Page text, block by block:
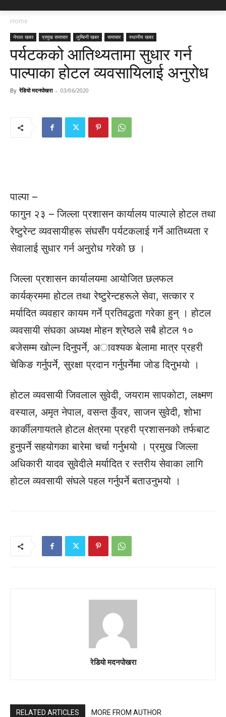
Home
नेपाल खबर प्रमुख समाचार लुम्बिनी खबर समाचार स्थानीय खबर
पर्यटकको आतिथ्यतामा सुधार गर्न
पाल्पाका होटल व्यवसायिलाई अनुरोध
By रेडियो मदनपोखरा - 03/06/2020
पाल्पा –
फागुन २३ – जिल्ला प्रशासन कार्यालय पाल्पाले होटल तथा
रेष्टुरेन्ट व्यवसायीहरू संघसँग पर्यटकलाई गर्ने आतिथ्यता र
सेवालाई सुधार गर्न अनुरोध गरेको छ ।
जिल्ला प्रशासन कार्यालयमा आयोजित छलफल
कार्यक्रममा होटल तथा रेष्टुरेन्टहरूले सेवा, सत्कार र
मर्यादित व्यवहार कायम गर्ने प्रतिवद्धता गरेका हुन् । होटल
व्यवसायी संघका अध्यक्ष मोहन श्रेष्ठले सबै होटल १०
बजेसम्म खोल्न दिनुपर्ने, अावश्यक बेलामा मात्र प्रहरी
चेकिङ गर्नुपर्ने, सुरक्षा प्रदान गर्नुपर्नेमा जोड दिनुभयो ।
होटल व्यवसायी जिवलाल सुवेदी, जयराम सापकोटा, लक्ष्मण
वस्याल, अमृत नेपाल, वसन्त कुँवर, साजन सुवेदी, शोभा
कार्कीलगायतले होटल क्षेत्रमा प्रहरी प्रशासनको तर्फबाट
हुनुपर्ने सहयोगका बारेमा चर्चा गर्नुभयो । प्रमुख जिल्ला
अधिकारी यादव सुवेदीले मर्यादित र स्तरीय सेवाका लागि
होटल व्यवसायी संघले पहल गर्नुपर्ने बताउनुभयो ।
रेडियो मदनपोखरा
RELATED ARTICLES MORE FROM AUTHOR